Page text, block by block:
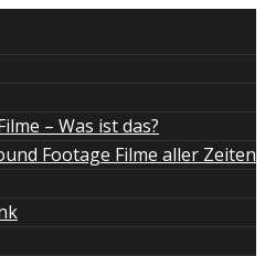
– Was ist das?
Footage Filme aller Zeiten